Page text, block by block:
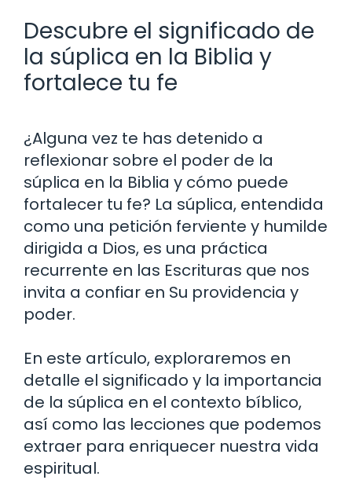
Descubre el significado de
la súplica en la Biblia y
fortalece tu fe
¿Alguna vez te has detenido a
reflexionar sobre el poder de la
súplica en la Biblia y cómo puede
fortalecer tu fe? La súplica, entendida
como una petición ferviente y humilde
dirigida a Dios, es una práctica
recurrente en las Escrituras que nos
invita a confiar en Su providencia y
poder.
En este artículo, exploraremos en
detalle el significado y la importancia
de la súplica en el contexto bíblico,
así como las lecciones que podemos
extraer para enriquecer nuestra vida
espiritual.